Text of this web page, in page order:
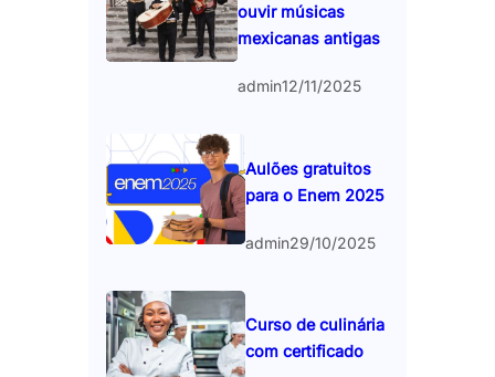
ouvir músicas
mexicanas antigas
admin12/11/2025
Aulões gratuitos
para o Enem 2025
admin29/10/2025
Curso de culinária
com certificado